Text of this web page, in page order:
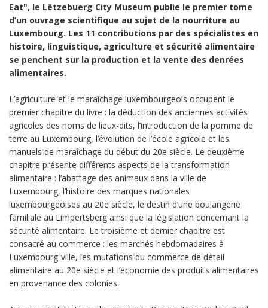
Eat", le Lëtzebuerg City Museum publie le premier tome
d’un ouvrage scientifique au sujet de la nourriture au
Luxembourg. Les 11 contributions par des spécialistes en
histoire, linguistique, agriculture et sécurité alimentaire
se penchent sur la production et la vente des denrées
alimentaires.
L’agriculture et le maraîchage luxembourgeois occupent le
premier chapitre du livre : la déduction des anciennes activités
agricoles des noms de lieux-dits, l’introduction de la pomme de
terre au Luxembourg, l’évolution de l’école agricole et les
manuels de maraîchage du début du 20e siècle. Le deuxième
chapitre présente différents aspects de la transformation
alimentaire : l’abattage des animaux dans la ville de
Luxembourg, l’histoire des marques nationales
luxembourgeoises au 20e siècle, le destin d’une boulangerie
familiale au Limpertsberg ainsi que la législation concernant la
sécurité alimentaire. Le troisième et dernier chapitre est
consacré au commerce : les marchés hebdomadaires à
Luxembourg-ville, les mutations du commerce de détail
alimentaire au 20e siècle et l’économie des produits alimentaires
en provenance des colonies.